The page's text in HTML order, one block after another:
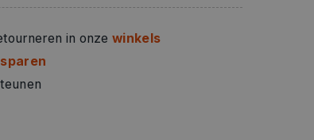
in onzewinkels
sparen